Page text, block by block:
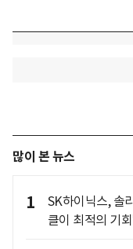
많이 본 뉴스
1
SK하이닉스, 솔
클이 최적의 기